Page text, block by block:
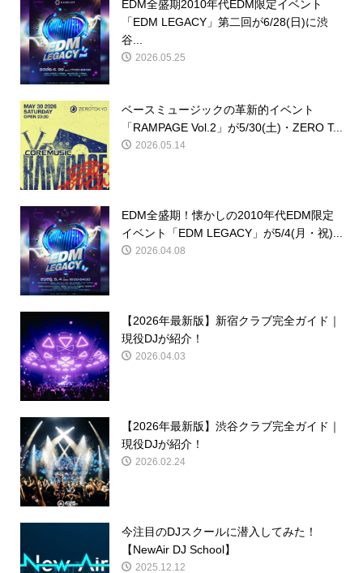
EDM全盛期2010年代EDM限定イベント
「EDM LEGACY」第二回が6/28(日)に渋
谷...
2026.05.25
ベースミュージックの革新的イベント
「RAMPAGE Vol.2」が5/30(土)・ZERO T...
2026.05.14
EDM全盛期！懐かしの2010年代EDM限定
イベント「EDM LEGACY」が5/4(月・祝)...
2026.04.08
【2026年最新版】新宿クラブ完全ガイド｜
現役DJが紹介！
2026.04.03
【2026年最新版】渋谷クラブ完全ガイド｜
現役DJが紹介！
2026.02.24
今注目のDJスクールに潜入してみた！
【NewAir DJ School】
2025.12.12